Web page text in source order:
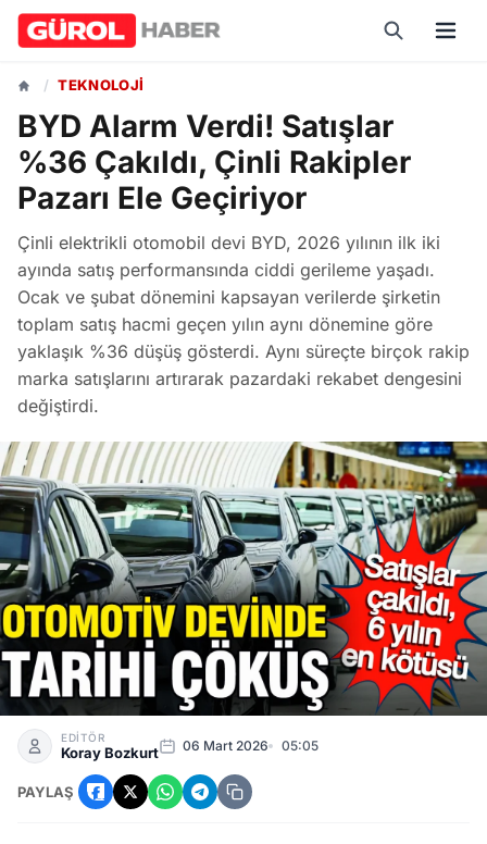
/ TEKNOLOJI
BYD Alarm Verdi! Satışlar
%36 Çakıldı, Çinli Rakipler
Pazarı Ele Geçiriyor
Çinli elektrikli otomobil devi BYD, 2026 yılının ilk iki
ayında satış performansında ciddi gerileme yaşadı.
Ocak ve şubat dönemini kapsayan verilerde şirketin
toplam satış hacmi geçen yılın aynı dönemine göre
yaklaşık %36 düşüş gösterdi. Aynı süreçte birçok rakip
marka satışlarını artırarak pazardaki rekabet dengesini
değiştirdi.
BYD Alarm Verdi! Satışlar %36 Çakıldı, Çinli Rakipler
EDİTÖR
Koray Bozkurt 06 Mart 2026 05:05
PAYLAŞ